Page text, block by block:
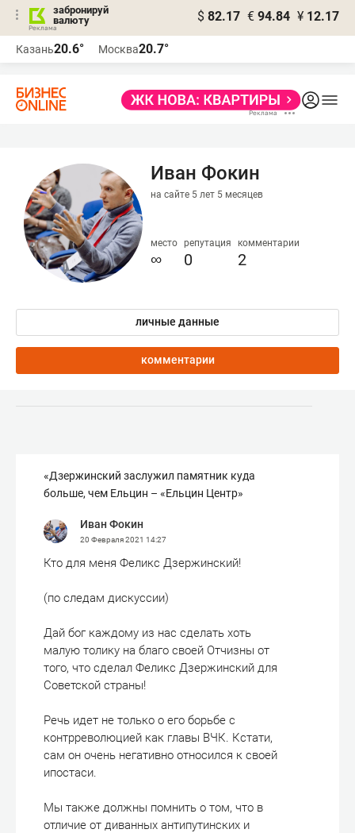
забронируй
валюту
$ 82.17 € 94.84 ¥ 12.17
Казань20.6° Москва20.7°
Иван Фокин
на сайте 5 лет 5 месяцев
место
∞
репутация
0
комментарии
2
личные данные
комментарии
«Дзержинский заслужил памятник куда
больше, чем Ельцин – «Ельцин Центр»
Иван Фокин
20 Февраля 2021 14:27
Кто для меня Феликс Дзержинский!
(по следам дискуссии)
Дай бог каждому из нас сделать хоть
малую толику на благо своей Отчизны от
того, что сделал Феликс Дзержинский для
Советской страны!
Речь идет не только о его борьбе с
контрреволюцией как главы ВЧК. Кстати,
сам он очень негативно относился к своей
ипостаси.
Мы также должны помнить о том, что в
отличие от диванных антипутинских и